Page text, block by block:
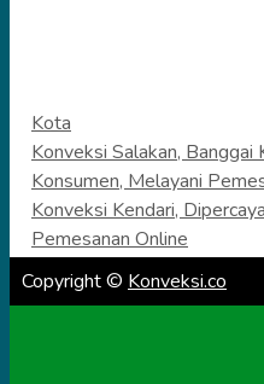
Categories
Kota
Konveksi Salakan,
Konsumen, Melayani
Konveksi Kendari,
Pemesanan Online
Copyright © Konveksi.co